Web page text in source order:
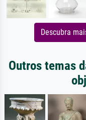
Descubra
Outros temas